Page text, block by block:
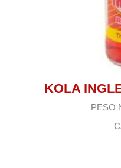
KOLA
PESO